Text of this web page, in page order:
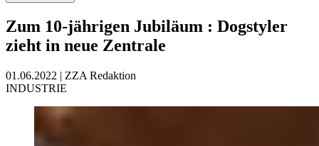
Zum 10-jährigen Jubiläum : Dogstyler
zieht in neue Zentrale
01.06.2022 | ZZA Redaktion
INDUSTRIE